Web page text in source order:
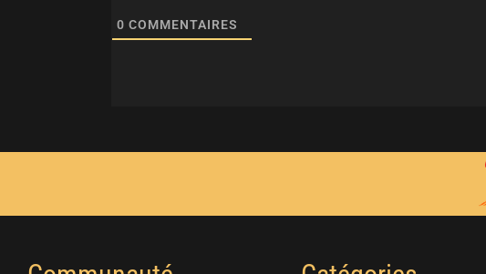
0 COMMENTAIRES